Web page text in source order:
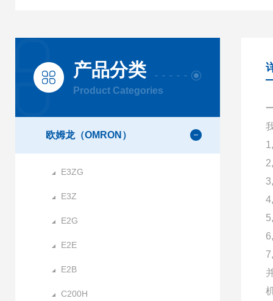
产品分类
Product Categories
欧姆龙（OMRON）
E3ZG
E3Z
E2G
E2E
E2B
C200H